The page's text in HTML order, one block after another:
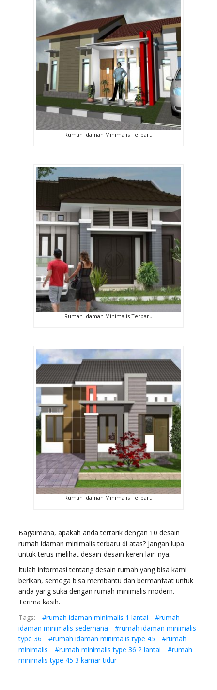
Rumah Idaman Minimalis Terbaru
Rumah Idaman Minimalis Terbaru
Rumah Idaman Minimalis Terbaru
Bagaimana, apakah anda tertarik dengan 10 desain
rumah idaman minimalis terbaru di atas? Jangan lupa
untuk terus melihat desain-desain keren lain nya.
Itulah informasi tentang desain rumah yang bisa kami
berikan, semoga bisa membantu dan bermanfaat untuk
anda yang suka dengan rumah minimalis modern.
Terima kasih.
Tags:
#rumah idaman minimalis 1 lantai
#rumah
idaman minimalis sederhana
#rumah idaman minimalis
type 36
#rumah idaman minimalis type 45
#rumah
minimalis
#rumah minimalis type 36 2 lantai
#rumah
minimalis type 45 3 kamar tidur